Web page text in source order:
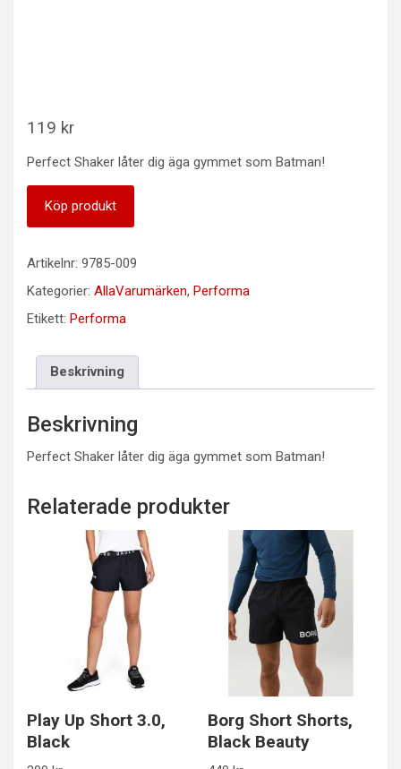
119 kr
Perfect Shaker låter dig äga gymmet som Batman!
Köp produkt
Artikelnr: 9785-009
Kategorier: AllaVarumärken, Performa
Etikett: Performa
Beskrivning
Beskrivning
Perfect Shaker låter dig äga gymmet som Batman!
Relaterade produkter
Play Up Short 3.0,
Black
Borg Short Shorts,
Black Beauty